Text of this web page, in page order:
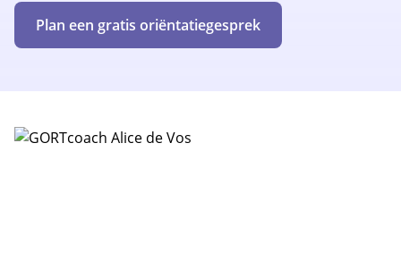
Plan een gratis oriëntatiegesprek